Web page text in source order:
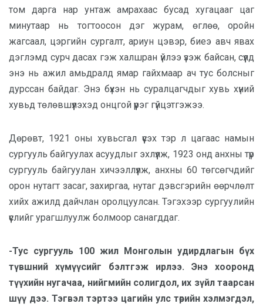
том дарга нар унтаж амрахаас бусад хугацааг цаг
минутаар нь тогтоосон дэг журам, өглөө, оройн
жагсаал, цэргийн сургалт, ариун цэвэр, биеэ авч явах
дэглэмд сурч дасах гэж халшран үйлээ үзэж байсан, сүүлд
энэ нь ажил амьдралд ямар гайхмаар ач тус болсныг
дурссан байдаг. Энэ бүхэн нь суралцагчдыг хувь хүний
хувьд төлөвшүүлэхэд онцгой үүрэг гүйцэтгэжээ.
Дөрөвт, 1921 оны хувьсгал үүсэх тэр л цагаас намын
сургууль байгуулах асуудлыг эхлүүлж, 1923 онд анхны түр
сургууль байгуулан хичээллүүлж, анхны 60 төгсөгчдийг
орон нутагт засаг, захиргаа, нутаг дэвсгэрийн өөрчлөлт
хийх ажилд дайчлан оролцуулсан. Тэгэхээр сургуулийн
үүслийг урагшлуулж болмоор санагддаг.
-Тус сургууль 100 жил Монголын удирдлагын бүх
түвшний хүмүүсийг бэлтгэж ирлээ. Энэ хооронд
түүхийн нугачаа, нийгмийн солигдол, их зүйл таарсан
шүү дээ. Тэгвэл тэртээ цагийн улс төрийн хэлмэгдэл,